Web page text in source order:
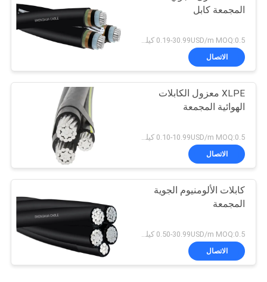
المجمعة كابل
0.19-30.99USD/m MOQ:0.5 كيلو متر
الاتصال
XLPE معزول الكابلات
الهوائية المجمعة
الاتصال
كابلات الألومنيوم الجوية
المجمعة
الاتصال